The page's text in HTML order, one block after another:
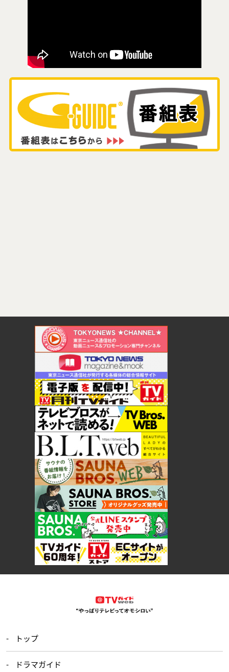
トップ
ドラマガイド